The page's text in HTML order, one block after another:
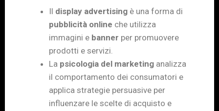
Il display advertising è una forma di
pubblicità online che utilizza
immagini e banner per promuovere
prodotti e servizi.
La psicologia del marketing analizza
il comportamento dei consumatori e
applica strategie persuasive per
influenzare le scelte di acquisto e